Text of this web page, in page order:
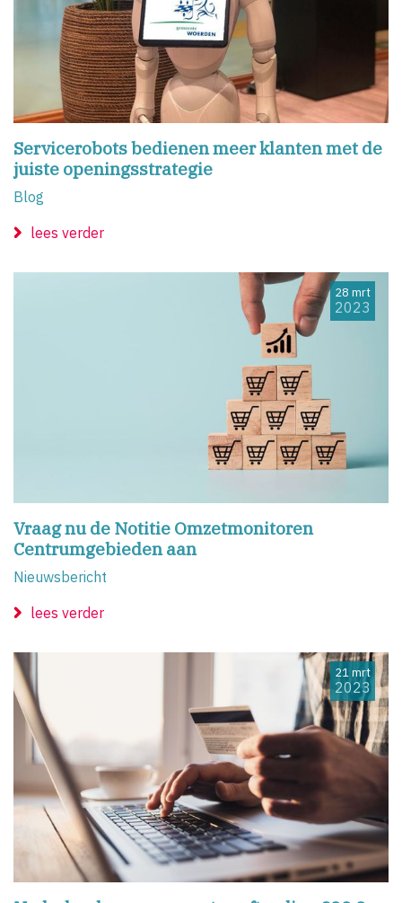
Servicerobots bedienen meer klanten met de
juiste openingsstrategie
Blog
lees verder
Vraag nu de Notitie Omzetmonitoren
Centrumgebieden aan
Nieuwsbericht
28 mrt
2023
lees verder
21 mrt
2023